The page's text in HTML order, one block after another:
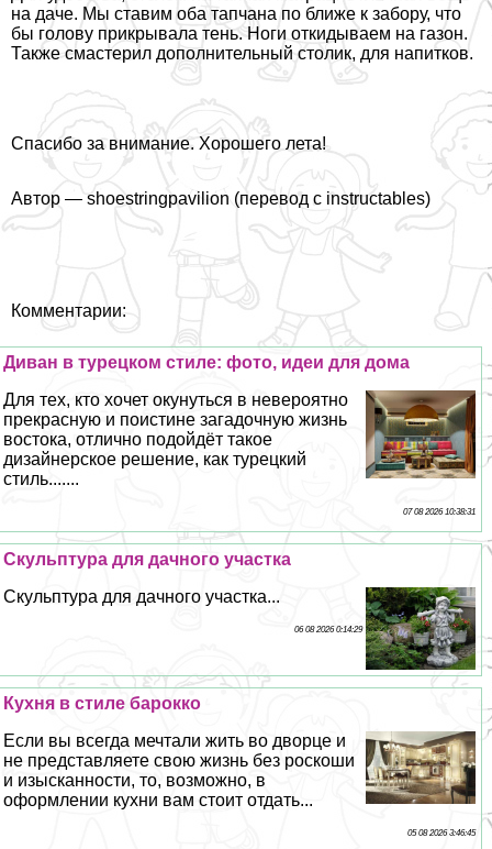
на даче. Мы ставим оба тапчана по ближе к забору, что
бы голову прикрывала тень. Ноги откидываем на газон.
Также смастерил дополнительный столик, для напитков.
Спасибо за внимание. Хорошего лета!
Автор — shoestringpavilion (перевод с instructables)
Комментарии:
Диван в турецком стиле: фото, идеи для дома
Для тех, кто хочет окунуться в невероятно
прекрасную и поистине загадочную жизнь
востока, отлично подойдёт такое
дизайнерское решение, как турецкий
стиль.......
07 08 2026 10:38:31
Cкульптура для дачного участка
Cкульптура для дачного участка...
06 08 2026 0:14:29
Кухня в стиле барокко
Если вы всегда мечтали жить во дворце и
не представляете свою жизнь без роскоши
и изысканности, то, возможно, в
оформлении кухни вам стоит отдать...
05 08 2026 3:46:45